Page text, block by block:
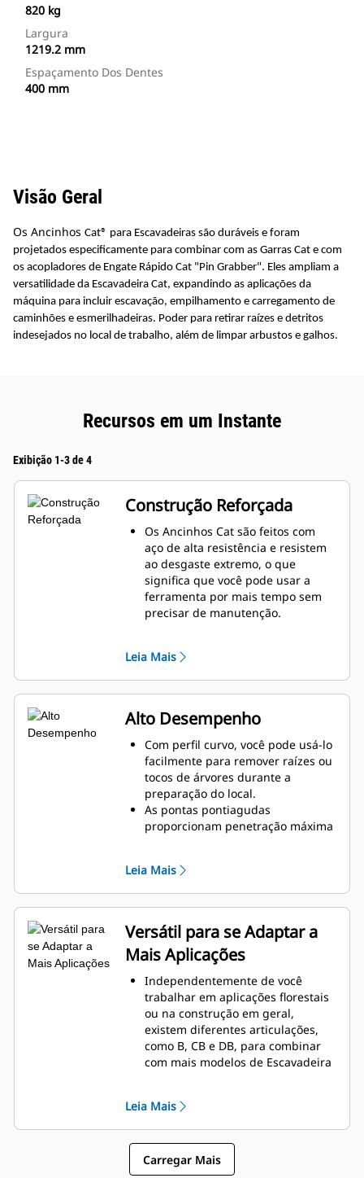
820 kg
Largura
1219.2 mm
Espaçamento Dos Dentes
400 mm
Visão Geral
Os Ancinhos Cat® para Escavadeiras são duráveis e foram
projetados especificamente para combinar com as Garras Cat e com
os acopladores de Engate Rápido Cat "Pin Grabber". Eles ampliam a
versatilidade da Escavadeira Cat, expandindo as aplicações da
máquina para incluir escavação, empilhamento e carregamento de
caminhões e esmerilhadeiras. Poder para retirar raízes e detritos
indesejados no local de trabalho, além de limpar arbustos e galhos.
Recursos em um Instante
Exibição 1-3 de 4
Construção Reforçada
Os Ancinhos Cat são feitos com
aço de alta resistência e resistem
ao desgaste extremo, o que
significa que você pode usar a
ferramenta por mais tempo sem
precisar de manutenção.
substituídos por adaptadores de
Ferramenta de Penetração no Solo
(GET, Ground Engaging Tool).
O Ancinho Cat oferece vida útil
aprimorada sem contato com os
dentes com a Garra Cat, além de
oferecer mais recursos de
movimentação de materiais.
Os dentes do ancinho se conectam
com aço reforçado em três lugares
para ajudar a evitar que sejam
Leia Mais
Alto Desempenho
Com perfil curvo, você pode usá-lo
facilmente para remover raízes ou
tocos de árvores durante a
preparação do local.
As pontas pontiagudas
proporcionam penetração máxima
trabalho.
Os Ancinhos Cat são reforçados
com aço temperado e oferecem
ranhuras ideais para peneirar e
agarrar detritos.
Escolha entre três, quatro ou cinco
dentes para combinar com sua
máquina e aplicação.
Leia Mais
Versátil para se Adaptar a
Mais Aplicações
Independentemente de você
trabalhar em aplicações florestais
ou na construção em geral,
existem diferentes articulações,
como B, CB e DB, para combinar
com mais modelos de Escavadeira
necessário para o seu local de
trabalho.
O Ancinho Cat foi projetado não
apenas para usar a potência da
Leia Mais
Carregar Mais